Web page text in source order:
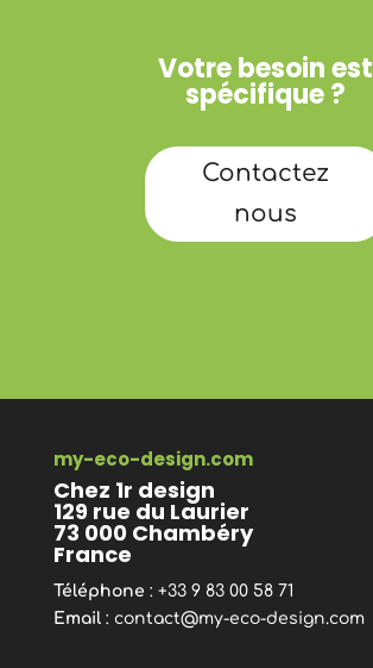
Votre besoin est
spécifique ?
Contactez
nous
my-eco-design.com
Chez 1r design
129 rue du Laurier
73 000 Chambéry
France
Téléphone : +33 9 83 00 58 71
Email: contact@my-eco-design.com